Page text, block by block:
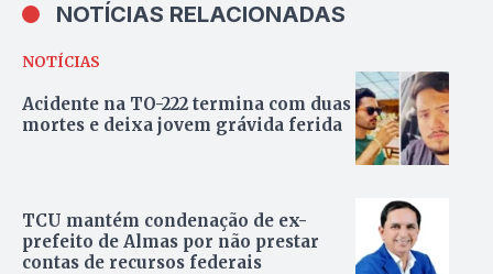
NOTÍCIAS RELACIONADAS
NOTÍCIAS
Acidente na TO-222 termina com duas
mortes e deixa jovem grávida ferida
TCU mantém condenação de ex-
prefeito de Almas por não prestar
contas de recursos federais